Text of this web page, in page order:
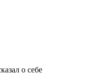
о себе